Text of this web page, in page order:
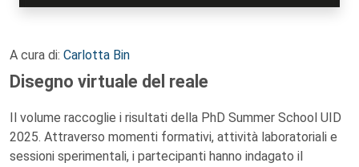
A cura di: Carlotta Bin
Disegno virtuale del reale
Il volume raccoglie i risultati della PhD Summer School UID
2025. Attraverso momenti formativi, attività laboratoriali e
sessioni sperimentali, i partecipanti hanno indagato il